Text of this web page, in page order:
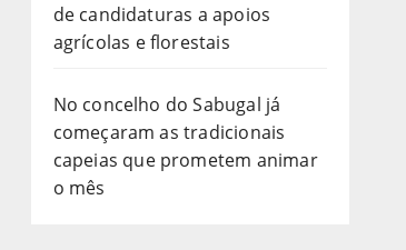
de candidaturas a apoios
agrícolas e florestais
No concelho do Sabugal já
começaram as tradicionais
capeias que prometem animar
o mês